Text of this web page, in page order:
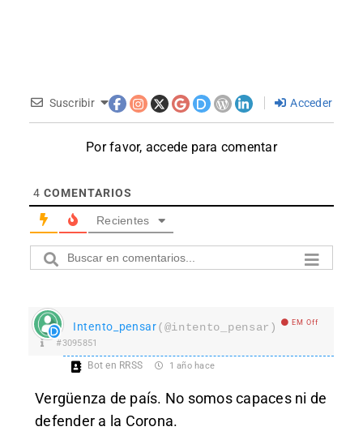
Suscribir Acceder
Por favor, accede para comentar
4 COMENTARIOS
Recientes
Intento_pensar(@intento_pensar) EM Off
#3095851
Bot en RRSS 1 año hace
Vergüenza de país. No somos capaces ni de
defender a la Corona.